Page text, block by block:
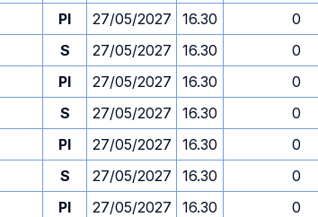
PI 27/05/2027 16.30 0
S 27/05/2027 16.30 0
PI 27/05/2027 16.30 0
S 27/05/2027 16.30 0
PI 27/05/2027 16.30 0
S 27/05/2027 16.30 0
PI 27/05/2027 16.30 0